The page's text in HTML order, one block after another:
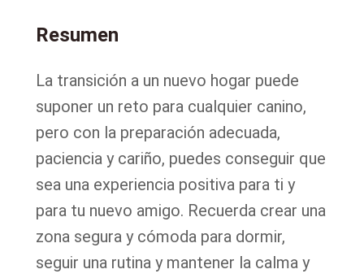
Resumen
La transición a un nuevo hogar puede
suponer un reto para cualquier canino,
pero con la preparación adecuada,
paciencia y cariño, puedes conseguir que
sea una experiencia positiva para ti y
para tu nuevo amigo. Recuerda crear una
zona segura y cómoda para dormir,
seguir una rutina y mantener la calma y